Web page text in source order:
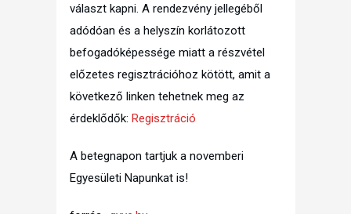
választ kapni. A rendezvény jellegéből
adódóan és a helyszín korlátozott
befogadóképessége miatt a részvétel
előzetes regisztrációhoz kötött, amit a
következő linken tehetnek meg az
érdeklődők: Regisztráció
A betegnapon tartjuk a novemberi
Egyesületi Napunkat is!